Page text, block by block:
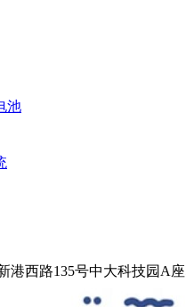
池
港西路135号中大科技园A座